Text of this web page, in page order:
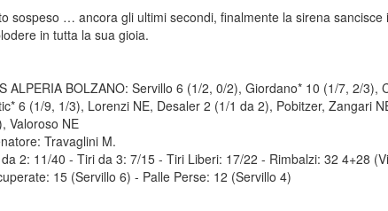
sospeso … ancora gli ultimi secondi, finalmente la sirena sancisce
in tutta la sua gioia.
ALPERIA BOLZANO: Servillo 6 (1/2, 0/2), Giordano* 10 (1/7, 2/3),
6 (1/9, 1/3), Lorenzi NE, Desaler 2 (1/1 da 2), Pobitzer, Zangari
Valoroso NE
Travaglini M.
2: 11/40 - Tiri da 3: 7/15 - Tiri Liberi: 17/22 - Rimbalzi: 32 4+28
15 (Servillo 6) - Palle Perse: 12 (Servillo 4)